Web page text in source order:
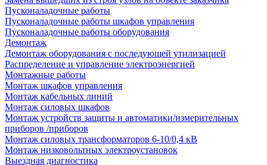
Пусконаладочные работы
Пусконаладочные работы шкафов управления
Пусконаладочные работы оборудования
Демонтаж
Демонтаж оборудования с последующей утилизацией
Распределение и управление электроэнергией
Монтажные работы
Монтаж шкафов управления
Монтаж кабельных линий
Монтаж силовых шкафов
Монтаж устройств защиты и автоматики/измерительных
приборов /приборов
Монтаж силовых трансформаторов 6-10/0,4 кВ
Монтаж низковольтных электроустановок
Выездная диагностика